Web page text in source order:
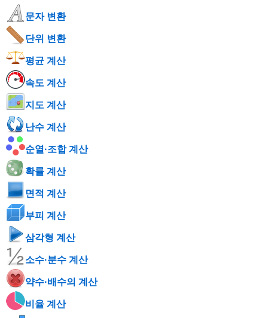
문자 변환
단위 변환
평균 계산
속도 계산
지도 계산
난수 계산
순열·조합 계산
확률 계산
면적 계산
부피 계산
삼각형 계산
소수·분수 계산
약수·배수의 계산
비율 계산